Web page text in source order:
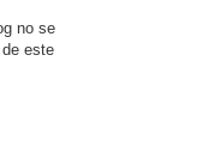
no se
este